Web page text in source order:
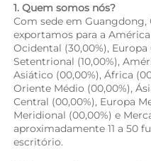
1. Quem somos nós?
Com sede em Guangdong,
exportamos para a
Ocidental (30,00%), Europa
Setentrional (10,00%),
Asiático (00,00%), África
Oriente Médio (00,00%),
Central (00,00%), Europa
Meridional (00,00%) e
aproximadamente 11 a 50
escritório.